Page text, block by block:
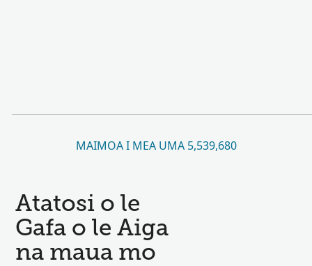
MAIMOA I MEA UMA 5,539,680
Atatosi o le
Gafa o le Aiga
na maua mo